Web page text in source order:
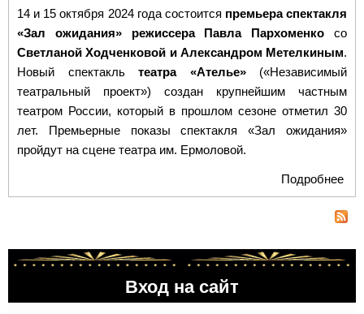
14 и 15 октября 2024 года состоится премьера спектакля
«Зал ожидания» режиссера Павла Пархоменко со
Светланой Ходченковой и Александром Метелкиным.
Новый спектакль театра «Ателье» («Независимый
театральный проект») создан крупнейшим частным
театром России, который в прошлом сезоне отметил 30
лет. Премьерные показы спектакля «Зал ожидания»
пройдут на сцене театра им. Ермоловой.
Подробнее
Вход на сайт